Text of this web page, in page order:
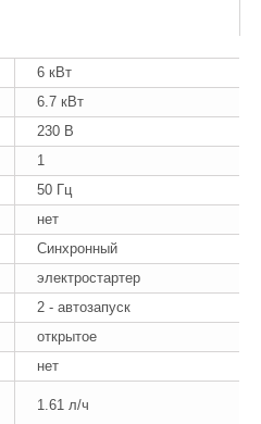
6 кВт
6.7 кВт
230 В
1
50 Гц
нет
Синхронный
электростартер
2 - автозапуск
открытое
нет
1.61 л/ч